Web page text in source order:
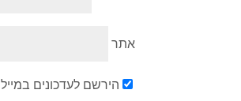
אתר
הירשם לעדכונים במייל